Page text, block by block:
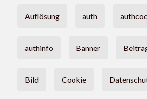
Auflösung auth
authinfo Banner
Bild Cookie